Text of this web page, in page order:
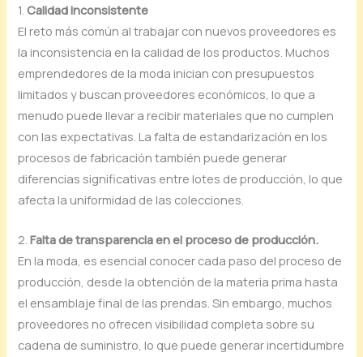
1.Calidad inconsistente
El reto más común al trabajar con nuevos proveedores es
la inconsistencia en la calidad de los productos. Muchos
emprendedores de la moda inician con presupuestos
limitados y buscan proveedores económicos, lo que a
menudo puede llevar a recibir materiales que no cumplen
con las expectativas. La falta de estandarización en los
procesos de fabricación también puede generar
diferencias significativas entre lotes de producción, lo que
afecta la uniformidad de las colecciones.
2.Falta de transparencia en el proceso de producción.
En la moda, es esencial conocer cada paso del proceso de
producción, desde la obtención de la materia prima hasta
el ensamblaje final de las prendas. Sin embargo, muchos
proveedores no ofrecen visibilidad completa sobre su
cadena de suministro, lo que puede generar incertidumbre